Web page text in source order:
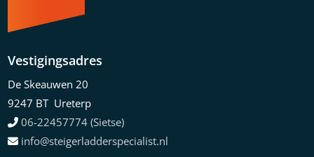
Vestigingsadres
De Skeauwen 20
9247 BT Ureterp
06-22457774 (Sietse)
info@steigerladderspecialist.nl